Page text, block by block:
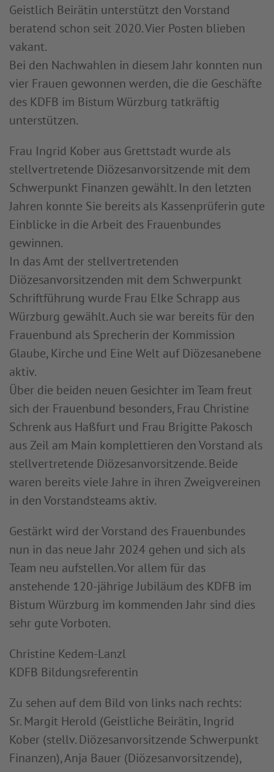
Geistlich Beirätin unterstützt den Vorstand
beratend schon seit 2020. Vier Posten blieben
vakant.
Bei den Nachwahlen in diesem Jahr konnten nun
vier Frauen gewonnen werden, die die Geschäfte
des KDFB im Bistum Würzburg tatkräftig
unterstützen.
Frau Ingrid Kober aus Grettstadt wurde als
stellvertretende Diözesanvorsitzende mit dem
Schwerpunkt Finanzen gewählt. In den letzten
Jahren konnte Sie bereits als Kassenprüferin gute
Einblicke in die Arbeit des Frauenbundes
gewinnen.
In das Amt der stellvertretenden
Diözesanvorsitzenden mit dem Schwerpunkt
Schriftführung wurde Frau Elke Schrapp aus
Würzburg gewählt. Auch sie war bereits für den
Frauenbund als Sprecherin der Kommission
Glaube, Kirche und Eine Welt auf Diözesanebene
aktiv.
Über die beiden neuen Gesichter im Team freut
sich der Frauenbund besonders, Frau Christine
Schrenk aus Haßfurt und Frau Brigitte Pakosch
aus Zeil am Main komplettieren den Vorstand als
stellvertretende Diözesanvorsitzende. Beide
waren bereits viele Jahre in ihren Zweigvereinen
in den Vorstandsteams aktiv.
Gestärkt wird der Vorstand des Frauenbundes
nun in das neue Jahr 2024 gehen und sich als
Team neu aufstellen. Vor allem für das
anstehende 120-jährige Jubiläum des KDFB im
Bistum Würzburg im kommenden Jahr sind dies
sehr gute Vorboten.
Christine Kedem-Lanzl
KDFB Bildungsreferentin
Zu sehen auf dem Bild von links nach rechts:
Sr. Margit Herold (Geistliche Beirätin, Ingrid
Kober (stellv. Diözesanvorsitzende Schwerpunkt
Finanzen), Anja Bauer (Diözesanvorsitzende),